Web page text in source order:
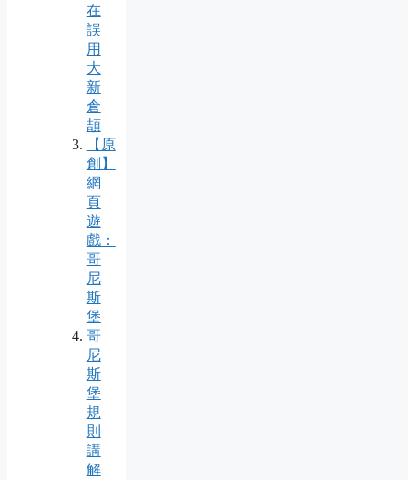
在
誤
用
大
新
倉
頡
【原
創】
網
頁
遊
戲：
哥
尼
斯
堡
哥
尼
斯
堡
規
則
講
解